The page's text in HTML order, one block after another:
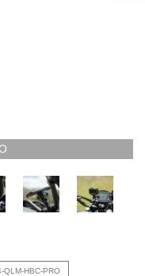
QLM-HBC-PRO